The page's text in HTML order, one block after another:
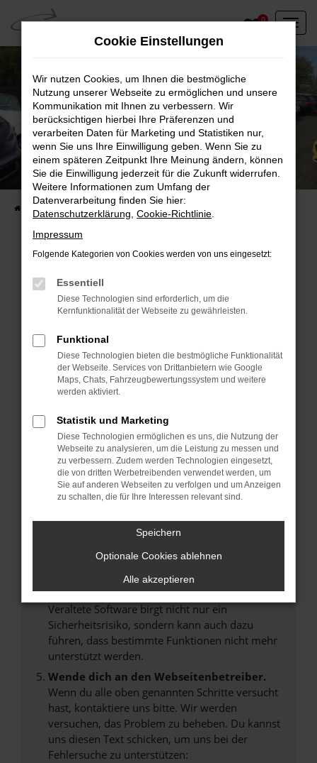
Zum
Hauptinhalt
springen
0
Unser Fahrzeugbestand vor Ort
Entdecken Sie unsere sofort verfügbaren
Fahrzeugangebote
Fehler: Network Error
Beim Laden ist ein Fehler aufgetreten.
Hier sind ein paar Tipps, die dir helfen können:
Überprüfe deine Firewall und deine
Internetverbindung.
Laden andere Webseiten, zum Beispiel deine
Suchmaschine?
Manche Erweiterungen, wie Werbeblocker,
können das Laden bestimmter Seiten
verhindern. Funktioniert die Seite in einem
anderen Browser oder in einem privaten
Fenster?
Das kann manchmal helfen, vorübergehende
Probleme zu beheben.
Stelle sicher, dass dein Browser und dein
Betriebssystem auf dem neuesten Stand
sind.
Veraltete Software birgt nicht nur ein
Sicherheitsrisiko, sondern kann auch dazu
führen, dass bestimmte Funktionen nicht mehr
unterstützt werden.
Wende dich an den Webseitenbetreiber.
Wenn du alle oben genannten Schritte versucht
hast, kontaktiere uns bitte. Wir werden
versuchen, das Problem zu beheben. Du kannst
uns diesen Text schicken, um uns bei der
Fehlersuche zu unterstützen:
Cookie Einstellungen
Wir nutzen Cookies, um Ihnen die bestmögliche
Nutzung unserer Webseite zu ermöglichen und unsere
Kommunikation mit Ihnen zu verbessern. Wir
berücksichtigen hierbei Ihre Präferenzen und
verarbeiten Daten für Marketing und Statistiken nur,
wenn Sie uns Ihre Einwilligung geben. Wenn Sie zu
einem späteren Zeitpunkt Ihre Meinung ändern, können
Sie die Einwilligung jederzeit für die Zukunft widerrufen.
Weitere Informationen zum Umfang der
Datenverarbeitung finden Sie hier:
Datenschutzerklärung Cookie-Richtlinie
Impressum
Folgende Kategorien von Cookies werden von uns eingesetzt:
Essentiell
Diese Technologien sind erforderlich, um die
Kernfunktionalität der Webseite zu gewährleisten.
Funktional
Diese Technologien bieten die bestmögliche Funktionalität
der Webseite. Services von Drittanbietern wie Google
Maps, Chats, Fahrzeugbewertungssystem und weitere
werden aktiviert.
Statistik und Marketing
Diese Technologien ermöglichen es uns, die Nutzung der
Webseite zu analysieren, um die Leistung zu messen und
zu verbessern. Zudem werden Technologien eingesetzt,
die von dritten Werbetreibenden verwendet werden, um
Sie auf anderen Webseiten zu verfolgen und um Anzeigen
zu schalten, die für Ihre Interessen relevant sind.
Speichern
Optionale Cookies ablehnen
Alle akzeptieren